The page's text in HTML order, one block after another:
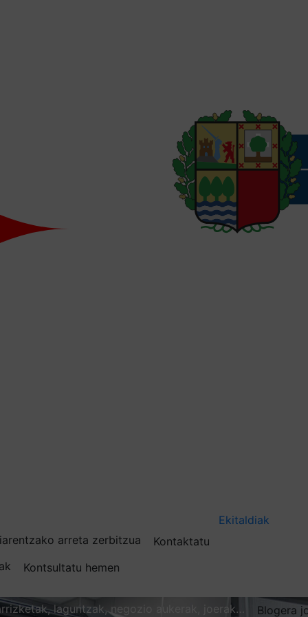
arreta zerbitzua
Kontaktatu
Kontsultatu hemen
Ekitaldiak
laguntzak, negozio aukerak, joerak… Blogera